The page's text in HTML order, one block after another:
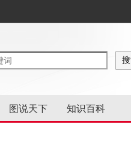
图说天下 知识百科